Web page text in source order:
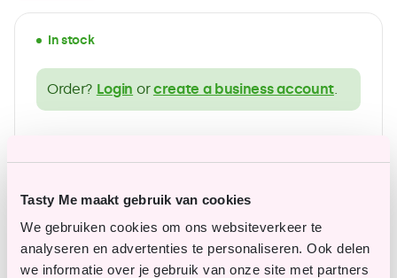
Tasty Me maakt gebruik van cookies
We gebruiken cookies om ons websiteverkeer te
analyseren en advertenties te personaliseren. Ook delen
we informatie over je gebruik van onze site met partners
In stock
Order? Login orcreate a business account.
Questions or remarks?